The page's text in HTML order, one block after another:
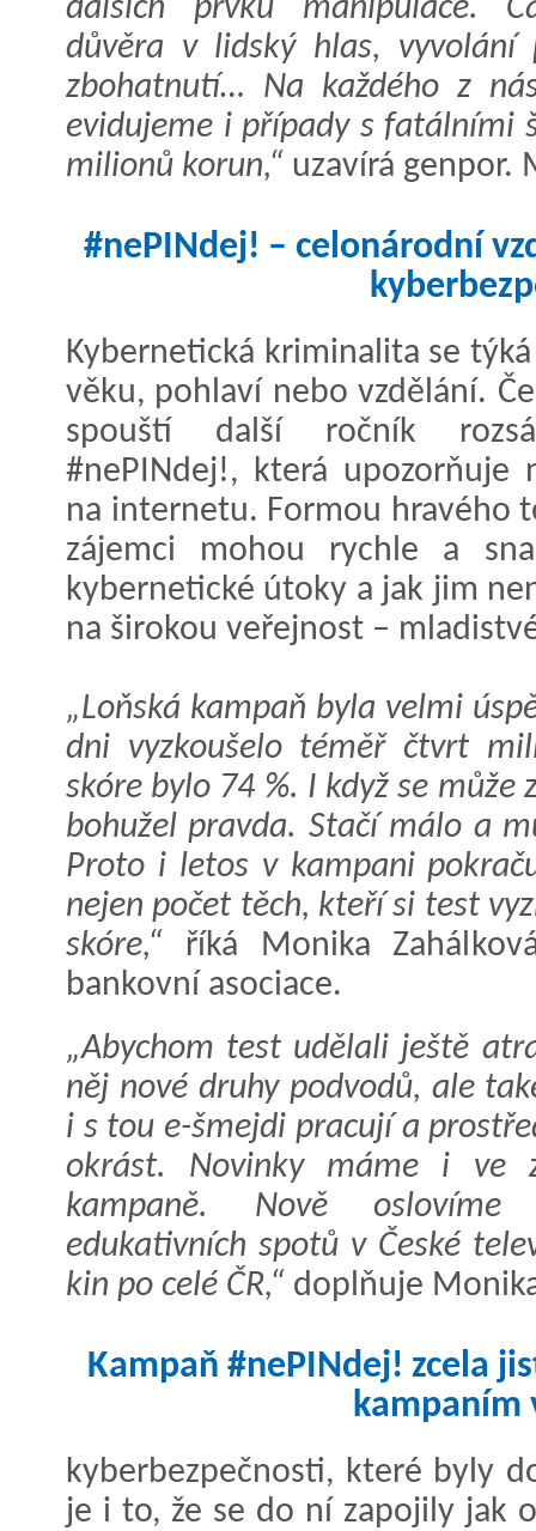
dalších prvků manipulace.
důvěra v lidský hlas, vyvolání
zbohatnutí… Na každého z
evidujeme i případy s fatálními
milionů korun,“ uzavírá genpor.
#nePINdej! – celonárodní
Kybernetická kriminalita se
věku, pohlaví nebo vzdělání.
spouští další ročník
#nePINdej!, která upozorňuje
na internetu. Formou hravého
zájemci mohou rychle a
kybernetické útoky a jak jim
na širokou veřejnost –
„Loňská kampaň byla velmi
dni vyzkoušelo téměř čtvrt
skóre bylo 74 %. I když se
bohužel pravda. Stačí málo a
Proto i letos v kampani
nejen počet těch, kteří si test
skóre,“ říká Monika
bankovní asociace.
„Abychom test udělali ještě
něj nové druhy podvodů, ale
i s tou e-šmejdi pracují a
okrást. Novinky máme i ve
kampaně. Nově oslovíme
edukativních spotů v České
kin po celé ČR,“ doplňuje
Kampaň #nePINdej! zcela
kampaním
kyberbezpečnosti, které byly
je i to, že se do ní zapojily jak